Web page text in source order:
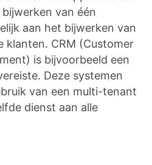
van één
aan het bijwerken van
klanten. CRM (Customer
is bijvoorbeeld een
Deze systemen
van een multi-tenant
dienst aan alle